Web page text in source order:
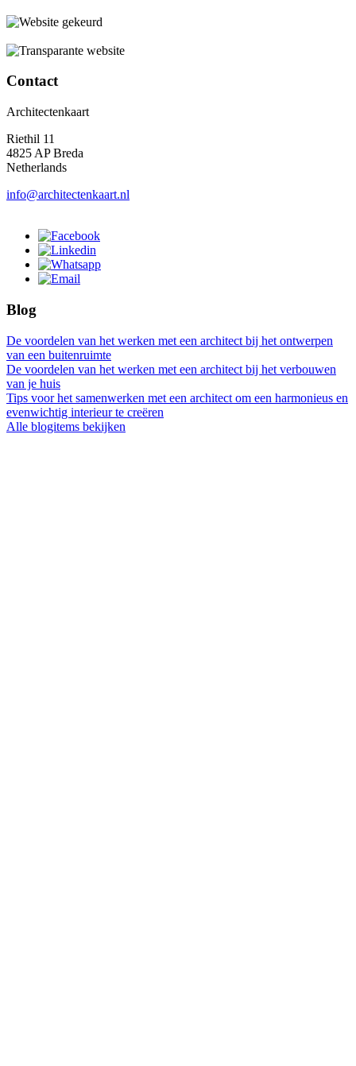
Contact
Architectenkaart
Riethil 11
4825 AP Breda
Netherlands
info@architectenkaart.nl
Blog
De voordelen van het werken met een architect bij het ontwerpen
van een buitenruimte
De voordelen van het werken met een architect bij het verbouwen
van je huis
Tips voor het samenwerken met een architect om een harmonieus en
evenwichtig interieur te creëren
Alle blogitems bekijken